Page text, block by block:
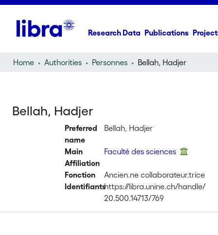
Research Data Publications
Home Authorities Personnes Bellah, Hadjer
Bellah, Hadjer
Preferred
name
Bellah, Hadjer
Main
Affiliation
Faculté des sciences
Fonction
Ancien.ne collaborateur.trice
Identifiantshttps://libra.unine.ch/handle/
20.500.14713/769